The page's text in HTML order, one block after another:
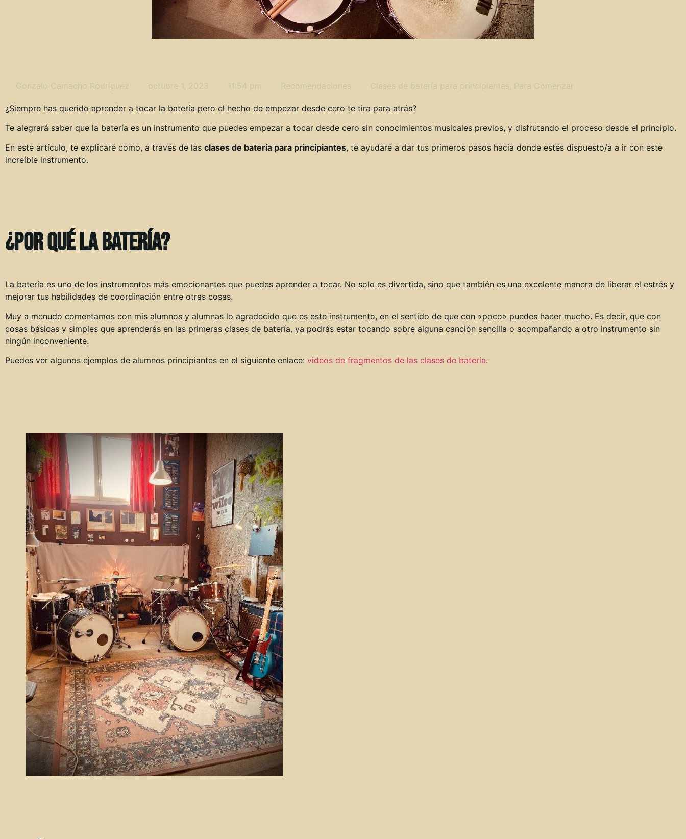
Gonzalo Camacho Rodríguez octubre 1, 2023 11:54 pm Recomendaciones Clases de batería para principiantes, Para Comenzar
¿Siempre has querido aprender a tocar la batería pero el hecho de empezar desde cero te tira para atrás?
Te alegrará saber que la batería es un instrumento que puedes empezar a tocar desde cero sin conocimientos musicales previos, y disfrutando el proceso desde el principio.
En este artículo, te explicaré como, a través de las clases de batería para principiantes, te ayudaré a dar tus primeros pasos hacia donde estés dispuesto/a a ir con este
increíble instrumento.
¿Por qué la batería?
La batería es uno de los instrumentos más emocionantes que puedes aprender a tocar. No solo es divertida, sino que también es una excelente manera de liberar el estrés y
mejorar tus habilidades de coordinación entre otras cosas.
Muy a menudo comentamos con mis alumnos y alumnas lo agradecido que es este instrumento, en el sentido de que con «poco» puedes hacer mucho. Es decir, que con
cosas básicas y simples que aprenderás en las primeras clases de batería, ya podrás estar tocando sobre alguna canción sencilla o acompañando a otro instrumento sin
ningún inconveniente.
Puedes ver algunos ejemplos de alumnos principiantes en el siguiente enlace: videos de fragmentos de las clases de batería.